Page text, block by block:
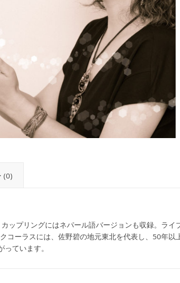
(0)
ップリングにはネパール語バージョンも収録。ラ
コーラスには、佐野碧の地元東北を代表し、50年
ています。